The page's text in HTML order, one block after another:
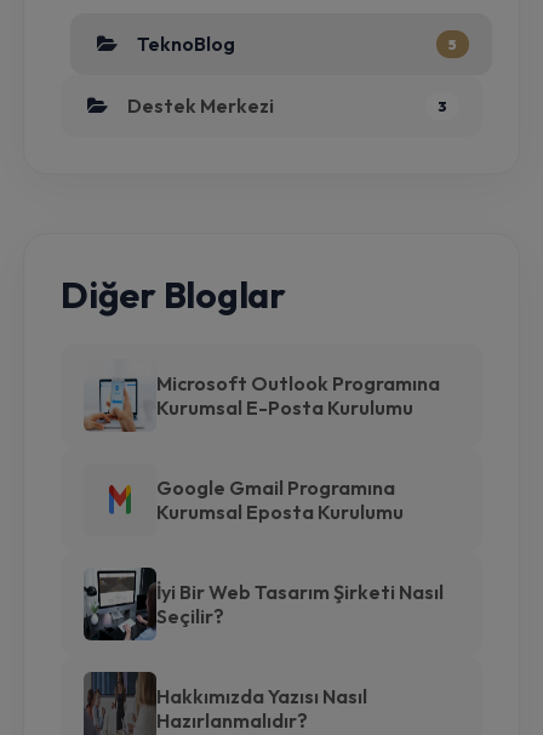
TeknoBlog 5
Destek Merkezi 3
Diğer Bloglar
Microsoft Outlook Programına
Kurumsal E-Posta Kurulumu
Google Gmail Programına
Kurumsal Eposta Kurulumu
İyi Bir Web Tasarım Şirketi Nasıl
Seçilir?
Hakkımızda Yazısı Nasıl
Hazırlanmalıdır?